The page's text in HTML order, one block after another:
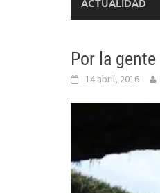
ACTUALIDAD
Por la
14 abril, 2016